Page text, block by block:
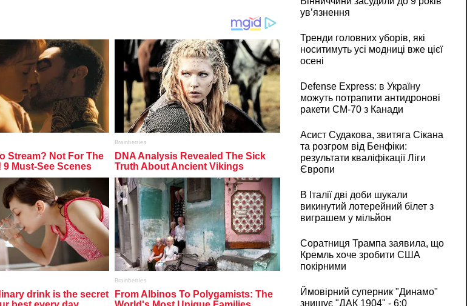
ув’язнення
Тренди головних уборів, які
носитимуть усі модниці вже цієї
осені
Defense Express: в Україну
можуть потрапити антидронові
ракети CM-70 з Канади
Асист Судакова, звитяга Сікана
та розгром від Бенфіки:
результати кваліфікації Ліги
Європи
В Італії дві доби шукали
викинутий лотерейний білет з
виграшем у мільйон
Соратниця Трампа заявила, що
Кремль хоче зробити США
покірними
Ймовірний суперник "Динамо"
знищує "ДАК 1904" - 6:0